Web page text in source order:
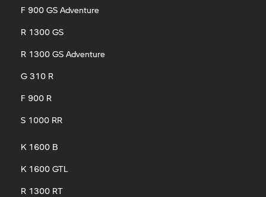
F 900 GS Adventure
R 1300 GS
R 1300 GS Adventure
G 310 R
F 900 R
S 1000 RR
K 1600 B
K 1600 GTL
R 1300 RT